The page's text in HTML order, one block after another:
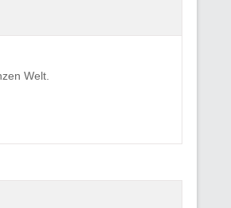
Welt.